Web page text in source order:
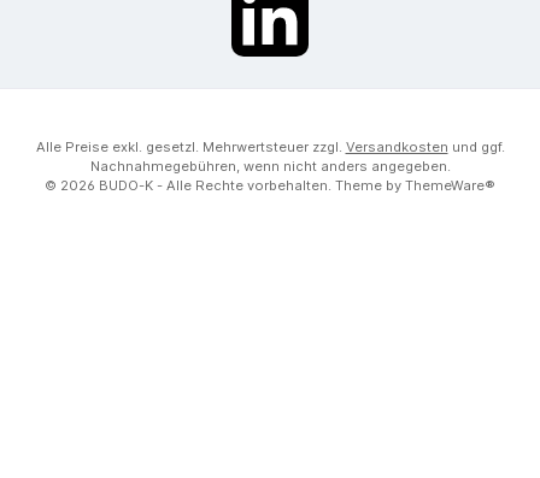
LinkedIn
Alle Preise exkl. gesetzl. Mehrwertsteuer zzgl. Versandkosten und ggf.
Nachnahmegebühren, wenn nicht anders angegeben.
© 2026 BUDO-K - Alle Rechte vorbehalten. Theme by ThemeWare®